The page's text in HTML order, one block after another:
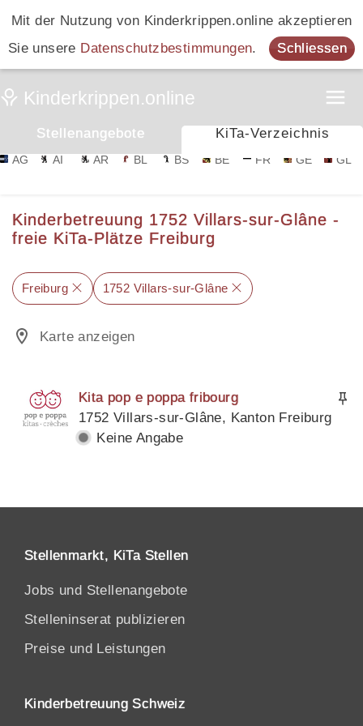
Mit der Nutzung von Kinderkrippen.online akzeptieren
Sie unsere Datenschutzbestimmungen. Schliessen
Stellenangebote KiTa-Verzeichnis
AG AI AR BL BS BE FR GE GL
Kinderbetreuung 1752 Villars-sur-Glâne -
freie KiTa-Plätze Freiburg
Freiburg 1752 Villars-sur-Glâne
Karte anzeigen
Kita pop e poppa fribourg
1752 Villars-sur-Glâne, Kanton Freiburg
Keine Angabe
Stellenmarkt, KiTa Stellen
Jobs und Stellenangebote
Stelleninserat publizieren
Preise und Leistungen
Kinderbetreuung Schweiz